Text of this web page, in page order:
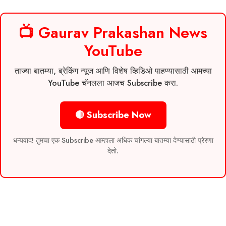
📺 Gaurav Prakashan News
YouTube
ताज्या बातम्या, ब्रेकिंग न्यूज आणि विशेष व्हिडिओ पाहण्यासाठी आमच्या
YouTube चॅनलला आजच Subscribe करा.
🔴 Subscribe Now
धन्यवाद! तुमचा एक Subscribe आम्हाला अधिक चांगल्या बातम्या देण्यासाठी प्रेरणा
देतो.